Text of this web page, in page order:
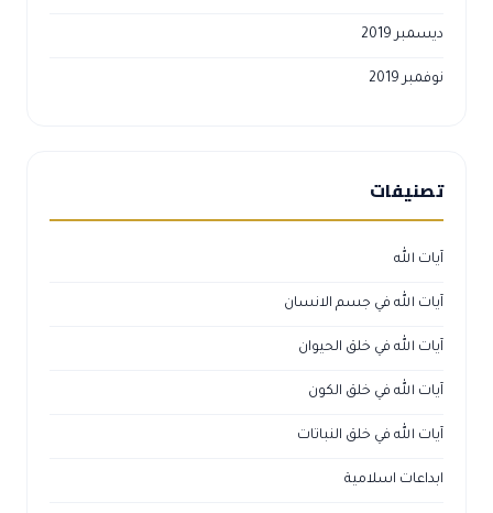
ديسمبر 2019
نوفمبر 2019
تصنيفات
آيات الله
آيات الله في جسم الانسان
آيات الله في خلق الحيوان
آيات الله في خلق الكون
آيات الله في خلق النباتات
ابداعات اسلامية